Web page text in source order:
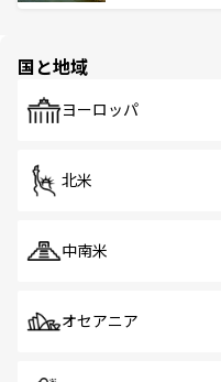
で、ホーカーズ
国と地域
ヨーロッパ
北米
中南米
オセアニア